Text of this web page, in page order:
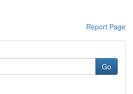
Report Page
Go